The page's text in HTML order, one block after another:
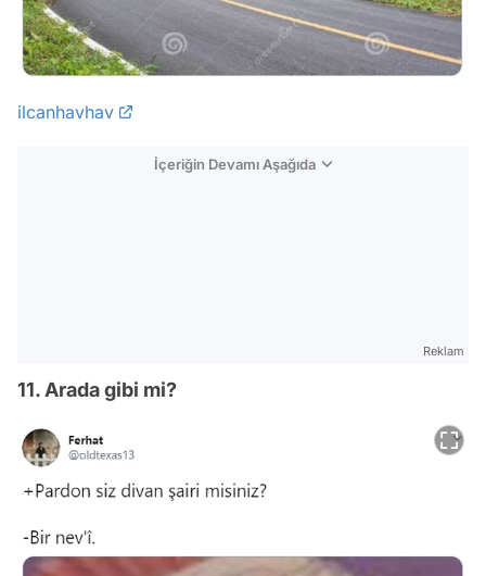
ilcanhavhav
İçeriğin Devamı Aşağıda
Reklam
11. Arada gibi mi?